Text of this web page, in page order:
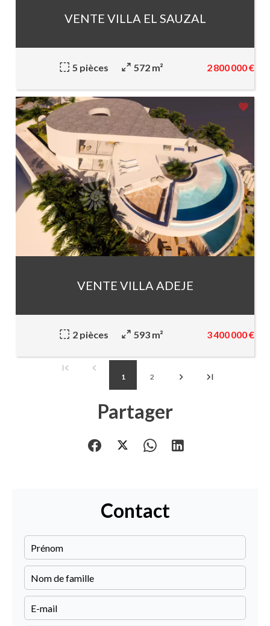
VENTE VILLA EL SAUZAL
5 pièces 572 m² 2 800 000 €
VENTE VILLA ADEJE
2 pièces 593 m² 3 400 000 €
1 2
Partager
Contact